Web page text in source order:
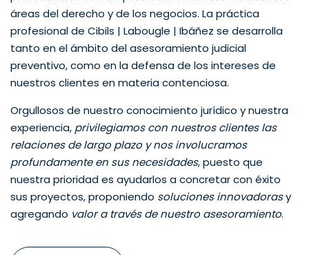
áreas del derecho y de los negocios. La práctica
profesional de Cibils | Labougle | Ibáñez se desarrolla
tanto en el ámbito del asesoramiento judicial
preventivo, como en la defensa de los intereses de
nuestros clientes en materia contenciosa.
Orgullosos de nuestro conocimiento jurídico y nuestra
experiencia, privilegiamos con nuestros clientes las
relaciones de largo plazo y nos involucramos
profundamente en sus necesidades, puesto que
nuestra prioridad es ayudarlos a concretar con éxito
sus proyectos, proponiendo soluciones innovadorasy
agregando valor a través de nuestro asesoramiento.